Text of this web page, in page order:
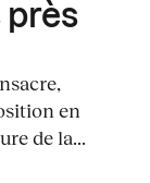
près
en
de la...